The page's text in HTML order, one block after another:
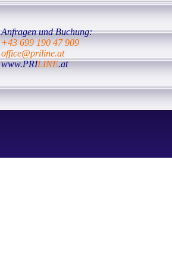
Anfragen und Buchung:
+43 699 190 47 909
office@priline.at
www.PRILINE.at